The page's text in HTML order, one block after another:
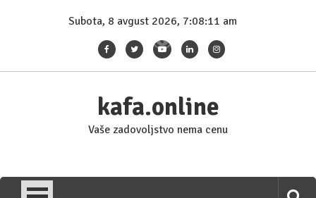
Subota, 8 avgust 2026, 7:08:11 am
kafa.online
Vaše zadovoljstvo nema cenu